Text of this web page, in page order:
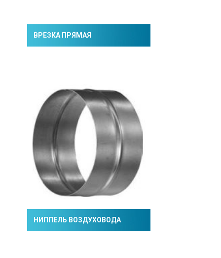
ВРЕЗКА ПРЯМАЯ
НИППЕЛЬ ВОЗДУХОВОДА